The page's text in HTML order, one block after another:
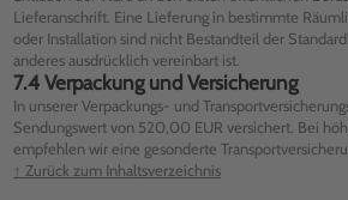
Lieferanschrift. Eine Lieferung in bestimmte
oder Installation sind nicht Bestandteil der
anderes ausdrücklich vereinbart ist.
7.4 Verpackung und Versicherung
In unserer Verpackungs- und
Sendungswert von 520,00 EUR versichert. Bei
empfehlen wir eine gesonderte
↑ Zurück zum Inhaltsverzeichnis